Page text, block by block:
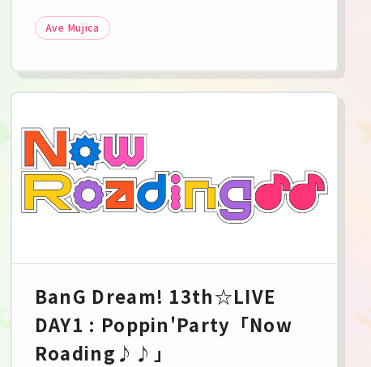
Ave Mujica
BanG Dream! 13th☆LIVE
DAY1 : Poppin'Party「Now
Roading♪♪」